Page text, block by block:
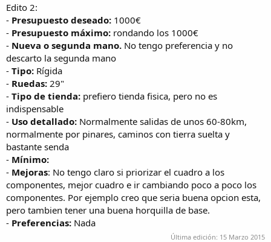
Edito 2:
- Presupuesto deseado: 1000€
- Presupuesto máximo: rondando los 1000€
- Nueva o segunda mano. No tengo preferencia y no
descarto la segunda mano
- Tipo: Rígida
- Ruedas: 29"
- Tipo de tienda: prefiero tienda fisica, pero no es
indispensable
- Uso detallado: Normalmente salidas de unos 60-80km,
normalmente por pinares, caminos con tierra suelta y
bastante senda
- Mínimo:
- Mejoras: No tengo claro si priorizar el cuadro a los
componentes, mejor cuadro e ir cambiando poco a poco los
componentes. Por ejemplo creo que seria buena opcion esta,
pero tambien tener una buena horquilla de base.
- Preferencias: Nada
Última edición: 15 Marzo 2015